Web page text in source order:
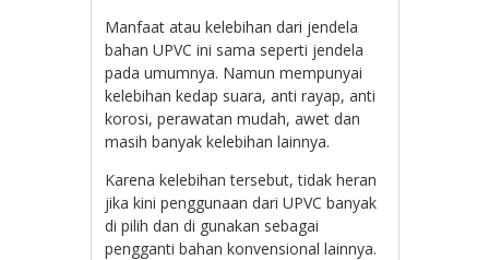
Manfaat atau kelebihan dari jendela
bahan UPVC ini sama seperti jendela
pada umumnya. Namun mempunyai
kelebihan kedap suara, anti rayap, anti
korosi, perawatan mudah, awet dan
masih banyak kelebihan lainnya.
Karena kelebihan tersebut, tidak heran
jika kini penggunaan dari UPVC banyak
di pilih dan di gunakan sebagai
pengganti bahan konvensional lainnya.